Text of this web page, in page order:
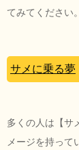
てみてください。
サメに乗る夢
多くの人は【サ
メージを持って